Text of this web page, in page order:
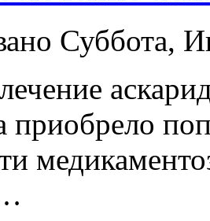
Суббота,
приобрело